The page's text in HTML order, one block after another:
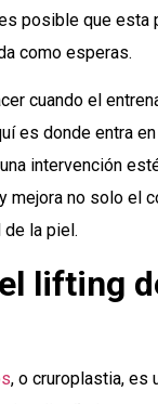
posible que esta
como esperas.
cuando el
es donde entra en
intervención
mejora no solo el
de la piel.
lifting
, o cruroplastia, es